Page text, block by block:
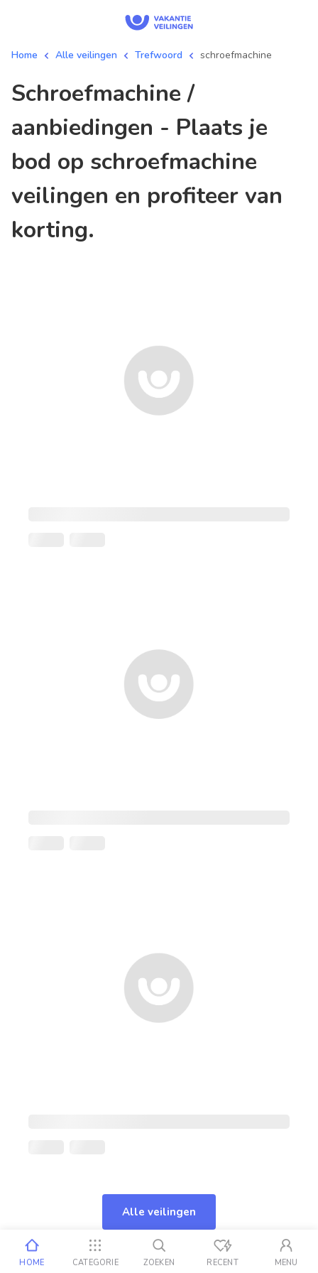
Home Alle veilingen Trefwoord schroefmachine
schroefmachine /
aanbiedingen - Plaats je
bod op schroefmachine
veilingen en profiteer van
korting.
Alle veilingen
HOME CATEGORIE ZOEKEN RECENT MENU